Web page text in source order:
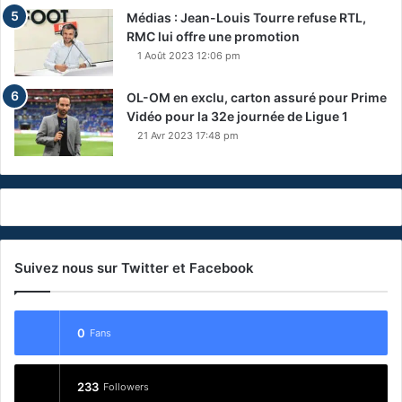
Médias : Jean-Louis Tourre refuse RTL,
RMC lui offre une promotion
1 Août 2023 12:06 pm
OL-OM en exclu, carton assuré pour Prime
Vidéo pour la 32e journée de Ligue 1
21 Avr 2023 17:48 pm
Suivez nous sur Twitter et Facebook
0 Fans
233 Followers